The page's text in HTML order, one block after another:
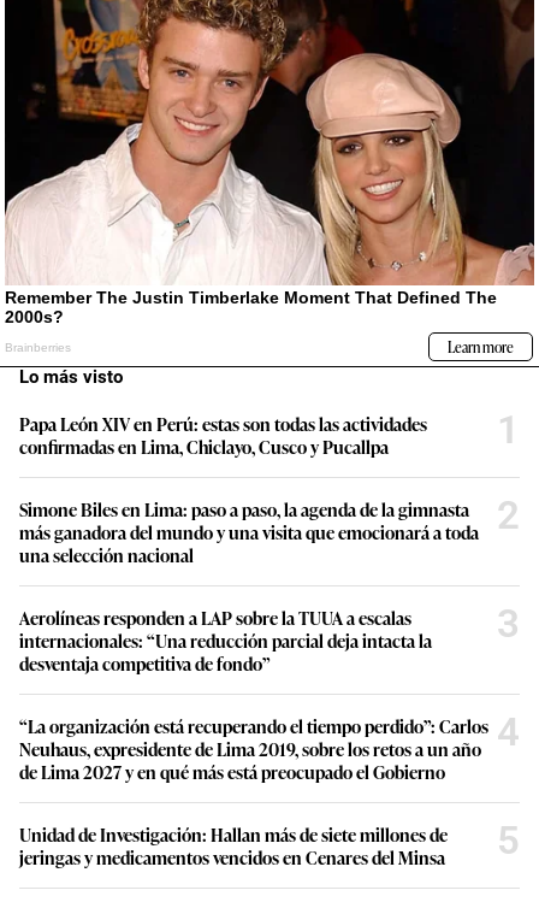
Lo más visto
Papa León XIV en Perú: estas son todas las actividades
confirmadas en Lima, Chiclayo, Cusco y Pucallpa
1
Simone Biles en Lima: paso a paso, la agenda de la gimnasta
más ganadora del mundo y una visita que emocionará a toda
una selección nacional
2
Aerolíneas responden a LAP sobre la TUUA a escalas
internacionales: “Una reducción parcial deja intacta la
desventaja competitiva de fondo”
3
“La organización está recuperando el tiempo perdido”: Carlos
Neuhaus, expresidente de Lima 2019, sobre los retos a un año
de Lima 2027 y en qué más está preocupado el Gobierno
4
Unidad de Investigación: Hallan más de siete millones de
jeringas y medicamentos vencidos en Cenares del Minsa
5